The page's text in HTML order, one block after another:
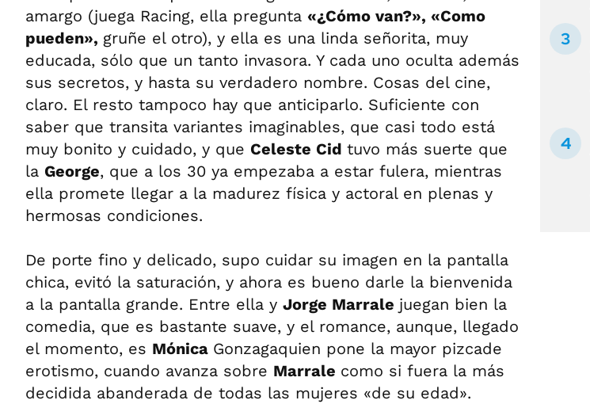
amargo (juega Racing, ella pregunta «¿Cómo van?», «Como
pueden», gruñe el otro), y ella es una linda señorita, muy
educada, sólo que un tanto invasora. Y cada uno oculta además
sus secretos, y hasta su verdadero nombre. Cosas del cine,
claro. El resto tampoco hay que anticiparlo. Suficiente con
saber que transita variantes imaginables, que casi todo está
muy bonito y cuidado, y que Celeste Cid tuvo más suerte que
la George, que a los 30 ya empezaba a estar fulera, mientras
ella promete llegar a la madurez física y actoral en plenas y
hermosas condiciones.
De porte fino y delicado, supo cuidar su imagen en la pantalla
chica, evitó la saturación, y ahora es bueno darle la bienvenida
a la pantalla grande. Entre ella y Jorge Marrale juegan bien la
comedia, que es bastante suave, y el romance, aunque, llegado
el momento, es Mónica Gonzagaquien pone la mayor pizcade
erotismo, cuando avanza sobre Marrale como si fuera la más
decidida abanderada de todas las mujeres «de su edad».